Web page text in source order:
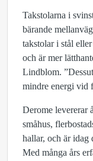
Takstolarna i
bärande
takstolar i stål
och är mer
Lindblom.
mindre energi vid
Derome levererar
småhus,
hallar, och är idag
Med många års